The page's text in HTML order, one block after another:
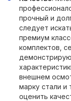
прочный и
следует
премиум
комплектов,
внешнем
марку стали и
оценить